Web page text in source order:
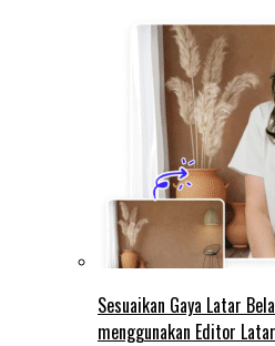
Sesuaikan Gaya Latar
menggunakan Editor